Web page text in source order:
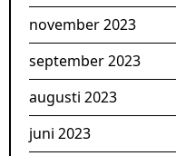
november 2023
september 2023
augusti 2023
juni 2023